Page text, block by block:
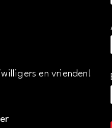
en vrienden!